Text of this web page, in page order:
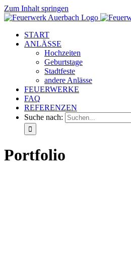
Zum Inhalt springen
START
ANLÄSSE
Hochzeiten
Geburtstage
Stadtfeste
andere Anlässe
FEUERWERKE
FAQ
REFERENZEN
Suche nach:
Portfolio